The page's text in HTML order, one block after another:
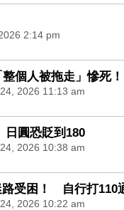
2:14 pm
整個人被拖走」慘死
2026 11:13 am
日圓恐貶到180
2026 10:38 am
路受困！ 自行打110
2026 10:22 am